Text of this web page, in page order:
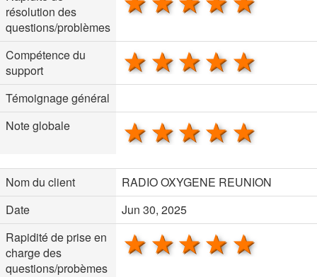
résolution des
questions/problèmes
Compétence du
support
4 stars
3 stars
2 stars
1 star
Témoignage général
Note globale
4 stars
3 stars
2 stars
1 star
Nom du client
RADIO OXYGENE REUNION
Date
Jun 30, 2025
Rapidité de prise en
charge des
questions/probèmes
4 stars
3 stars
2 stars
1 star